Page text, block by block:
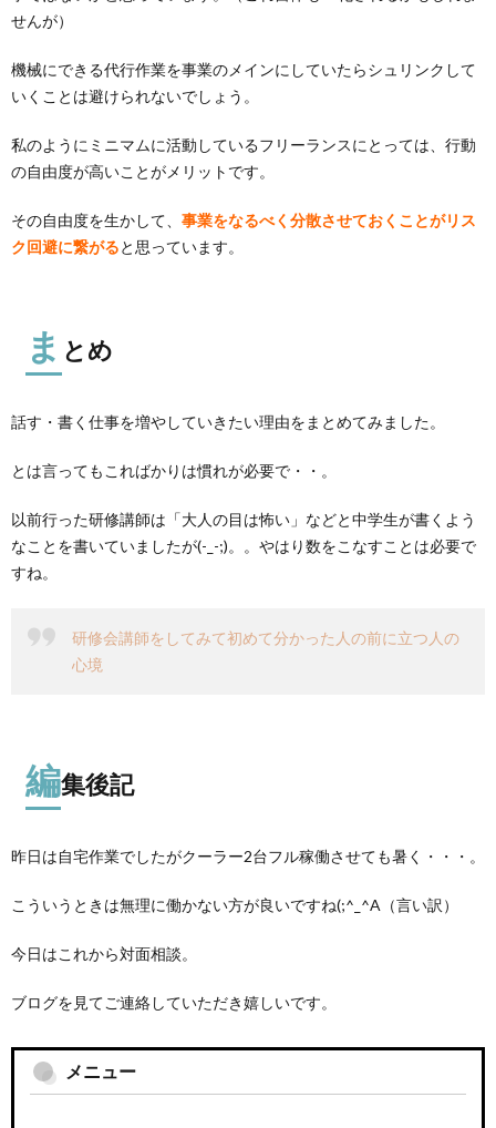
せんが）
機械にできる代行作業を事業のメインにしていたらシュリンクして
いくことは避けられないでしょう。
私のようにミニマムに活動しているフリーランスにとっては、行動
の自由度が高いことがメリットです。
その自由度を生かして、 事業をなるべく分散させておくことがリス
ク回避に繋がると思っています。
ま とめ
話す・書く仕事を増やしていきたい理由をまとめてみました。
とは言ってもこればかりは慣れが必要で・・。
以前行った研修講師は「大人の目は怖い」などと中学生が書くよう
なことを書いていましたが(-_-;)。。やはり数をこなすことは必要で
すね。
研修会講師をしてみて初めて分かった人の前に立つ人の
心境
編集後記
昨日は自宅作業でしたがクーラー2台フル稼働させても暑く・・・。
こういうときは無理に働かない方が良いですね(;^_^A（言い訳）
今日はこれから対面相談。
ブログを見てご連絡していただき嬉しいです。
メニュー